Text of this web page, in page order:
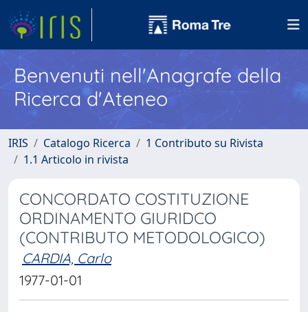
Benvenuti nell'Anagrafe della
Ricerca d'Ateneo
IRIS Catalogo Ricerca
1 Contributo su Rivista
1.1 Articolo in rivista
CONCORDATO COSTITUZIONE
ORDINAMENTO GIURIDCO
(CONTRIBUTO METODOLOGICO)
CARDIA, Carlo
1977-01-01